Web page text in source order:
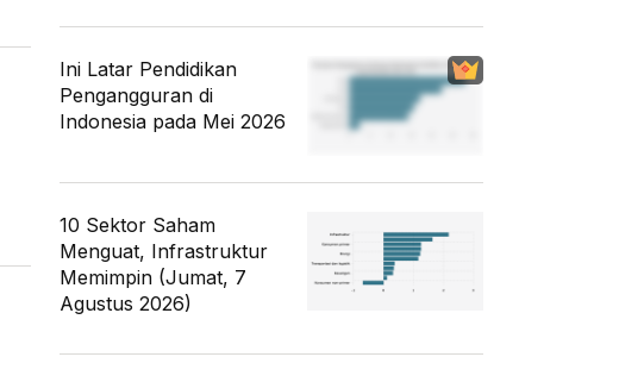
Ini Latar Pendidikan
Pengangguran di
Indonesia pada Mei 2026
10 Sektor Saham
Menguat, Infrastruktur
Memimpin (Jumat, 7
Agustus 2026)